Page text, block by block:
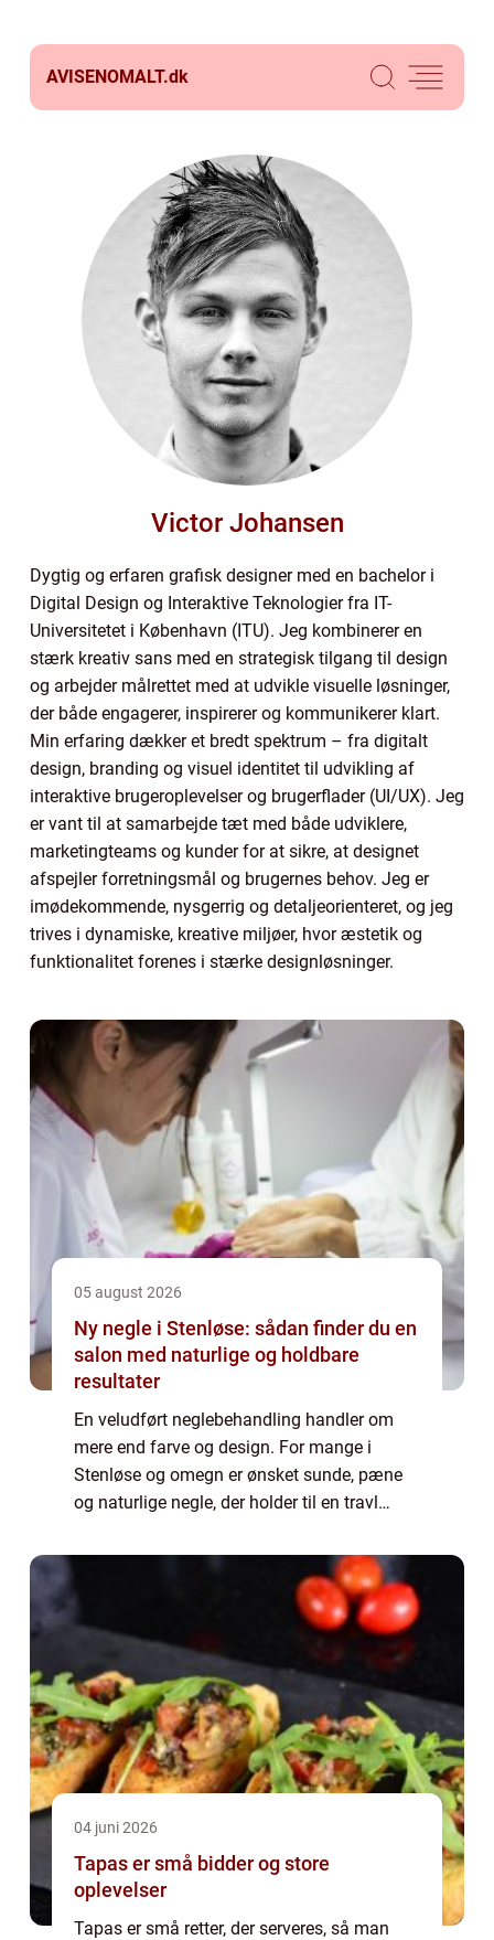
AVISENOMALT.dk
Victor Johansen
Dygtig og erfaren grafisk designer med en bachelor i
Digital Design og Interaktive Teknologier fra IT-
Universitetet i København (ITU). Jeg kombinerer en
stærk kreativ sans med en strategisk tilgang til design
og arbejder målrettet med at udvikle visuelle løsninger,
der både engagerer, inspirerer og kommunikerer klart.
Min erfaring dækker et bredt spektrum – fra digitalt
design, branding og visuel identitet til udvikling af
interaktive brugeroplevelser og brugerflader (UI/UX). Jeg
er vant til at samarbejde tæt med både udviklere,
marketingteams og kunder for at sikre, at designet
afspejler forretningsmål og brugernes behov. Jeg er
imødekommende, nysgerrig og detaljeorienteret, og jeg
trives i dynamiske, kreative miljøer, hvor æstetik og
funktionalitet forenes i stærke designløsninger.
05 august 2026
Ny negle i Stenløse: sådan finder du en
salon med naturlige og holdbare
resultater
En veludført neglebehandling handler om
mere end farve og design. For mange i
Stenløse og omegn er ønsket sunde, pæne
og naturlige negle, der holder til en travl
04 juni 2026
Tapas er små bidder og store
oplevelser
Tapas er små retter, der serveres, så man